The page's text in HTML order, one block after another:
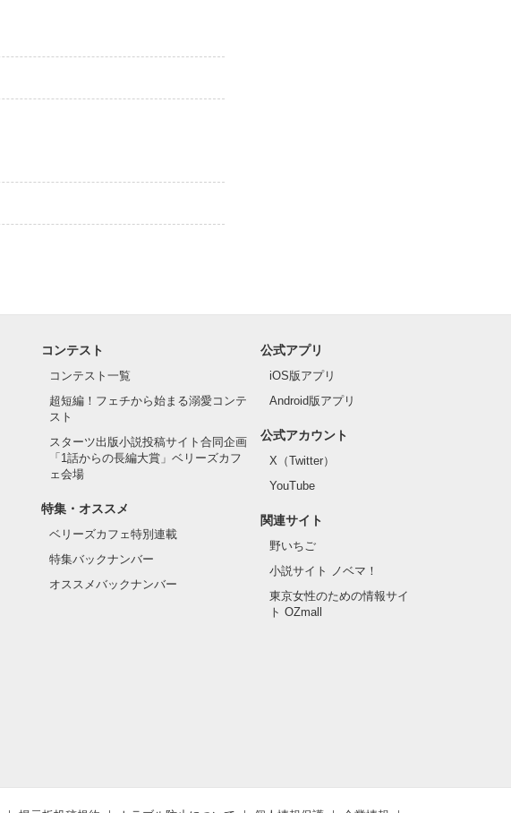
コンテスト
コンテスト一覧
超短編！フェチから始まる溺愛コンテ
スト
スターツ出版小説投稿サイト合同企画
「1話からの長編大賞」ベリーズカフ
ェ会場
特集・オススメ
ベリーズカフェ特別連載
特集バックナンバー
オススメバックナンバー
公式アプリ
iOS版アプリ
Android版アプリ
公式アカウント
X（Twitter）
YouTube
関連サイト
野いちご
小説サイト ノベマ！
東京女性のための情報サイ
ト OZmall